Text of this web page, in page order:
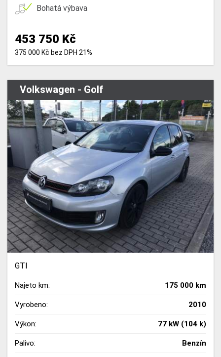
Bohatá výbava
453 750 Kč
375 000 Kč bez DPH 21%
Volkswagen - Golf
GTI
Najeto km: 175 000 km
Vyrobeno: 2010
Výkon: 77 kW (104 k)
Palivo: Benzín